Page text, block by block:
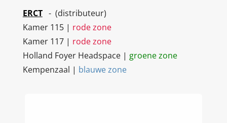
ERCT- (distributeur)
Kamer 115 | rode zone
Kamer 117 | rode zone
Holland Foyer Headspace | groene zone
Kempenzaal | blauwe zone